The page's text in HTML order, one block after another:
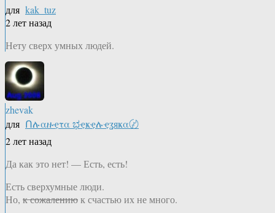
для kak_tuz
2 лет назад
Нету сверх умных людей.
zhevak
для Ոሉαዙҿτα ಭҿҝҿሉҿʓяҝα〄
2 лет назад
Да как это нет! — Есть, есть!
Есть сверхумные люди.
Но, к сожалениюк счастью их не много.